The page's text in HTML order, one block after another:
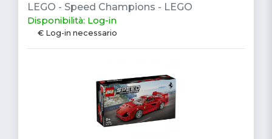
LEGO - Speed Champions - LEGO
Disponibilità: Log-in
€ Log-in necessario